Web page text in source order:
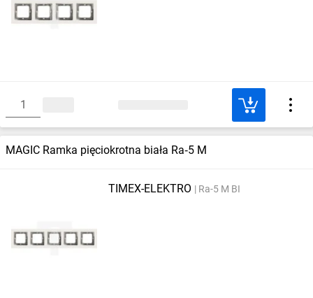
MAGIC Ramka pięciokrotna biała Ra‑5 M
TIMEX-ELEKTRO Ra-5 M BI